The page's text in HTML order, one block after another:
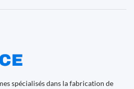
spécialisés dans la fabrication de